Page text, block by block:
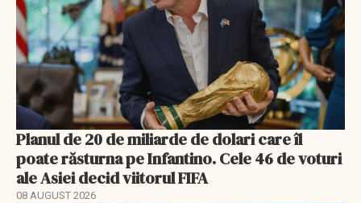
Planul de 20 de miliarde de dolari care îl
poate răsturna pe Infantino. Cele 46 de voturi
ale Asiei decid viitorul FIFA
08 AUGUST 2026